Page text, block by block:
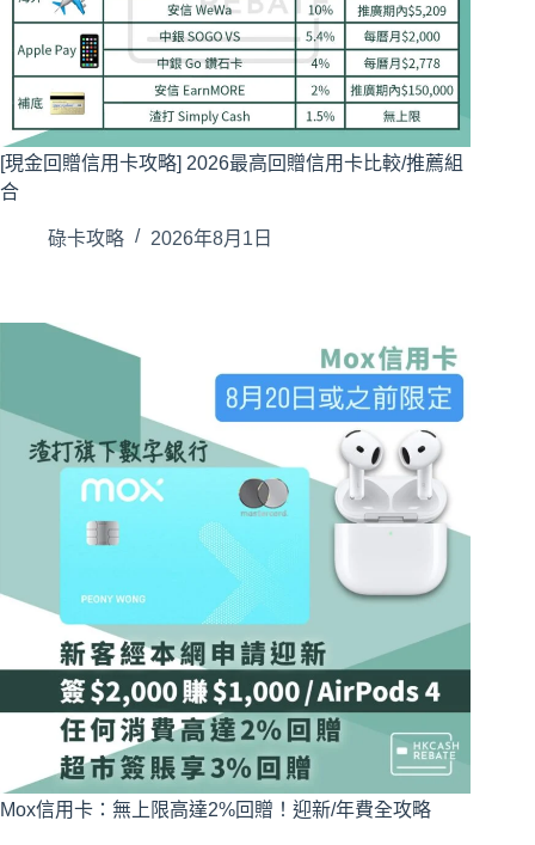
[現金回贈信用卡攻略] 2026最高回贈信用卡比較/推薦組
合
碌卡攻略 2026年8月1日
Mox信用卡：無上限高達2%回贈！迎新/年費全攻略